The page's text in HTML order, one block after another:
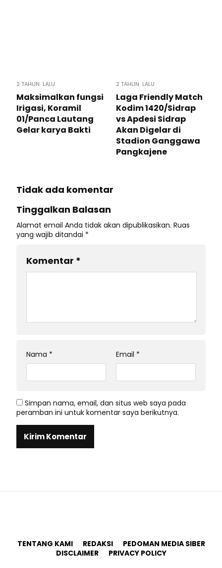
2 TAHUN LALU
Maksimalkan fungsi
Irigasi, Koramil
01/Panca Lautang
Gelar karya Bakti
2 TAHUN LALU
Laga Friendly Match
Kodim 1420/Sidrap
vs Apdesi Sidrap
Akan Digelar di
Stadion Ganggawa
Pangkajene
Tidak ada komentar
Tinggalkan Balasan
Alamat email Anda tidak akan dipublikasikan. Ruas
yang wajib ditandai *
Komentar *
Nama * Email *
Simpan nama, email, dan situs web saya pada
peramban ini untuk komentar saya berikutnya.
TENTANG KAMI REDAKSI
PEDOMAN MEDIA SIBER
DISCLAIMER
PRIVACY POLICY